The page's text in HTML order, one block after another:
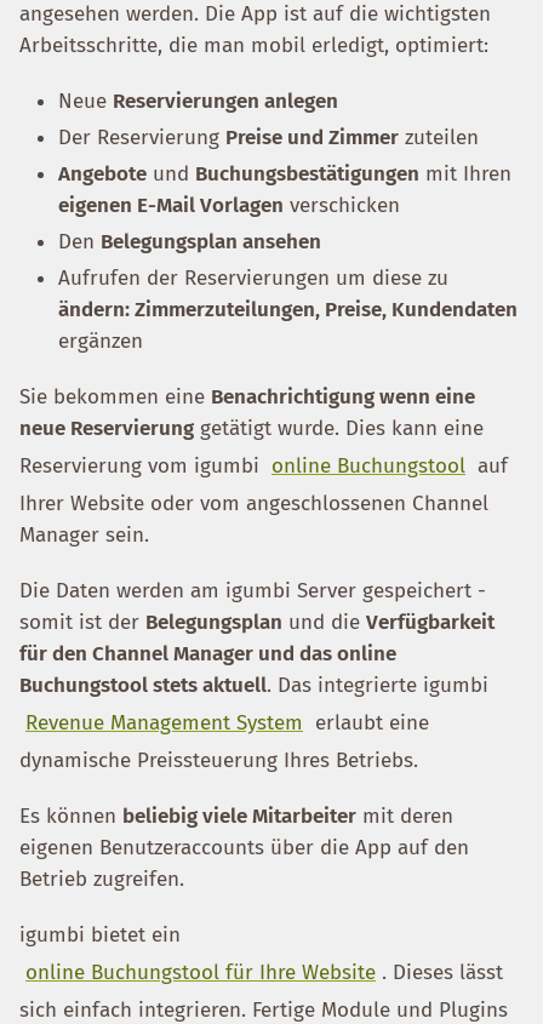
angesehen werden. Die App ist auf die wichtigsten
Arbeitsschritte, die man mobil erledigt, optimiert:
Neue Reservierungen anlegen
Der Reservierung Preise und Zimmer zuteilen
Angebote und Buchungsbestätigungen mit Ihren
eigenen E-Mail Vorlagen verschicken
Den Belegungsplan ansehen
Aufrufen der Reservierungen um diese zu
ändern: Zimmerzuteilungen, Preise, Kundendaten
ergänzen
Sie bekommen eine Benachrichtigung wenn eine
neue Reservierung getätigt wurde. Dies kann eine
Reservierung vom igumbi online Buchungstool auf
Ihrer Website oder vom angeschlossenen Channel
Manager sein.
Die Daten werden am igumbi Server gespeichert -
somit ist der Belegungsplan und die Verfügbarkeit
für den Channel Manager und das online
Buchungstool stets aktuell. Das integrierte igumbi
Revenue Management System
erlaubt eine
dynamische Preissteuerung Ihres Betriebs.
Es können beliebig viele Mitarbeiter mit deren
eigenen Benutzeraccounts über die App auf den
Betrieb zugreifen.
igumbi bietet ein
online Buchungstool für Ihre Website . Dieses lässt
sich einfach integrieren. Fertige Module und Plugins